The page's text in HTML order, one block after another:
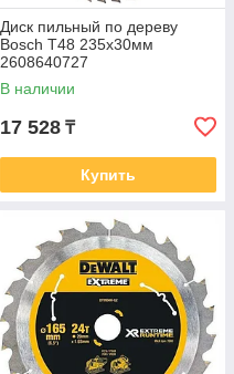
Диск пильный по дереву
Bosch Т48 235х30мм
2608640727
В наличии
17 528 ₸
Купить